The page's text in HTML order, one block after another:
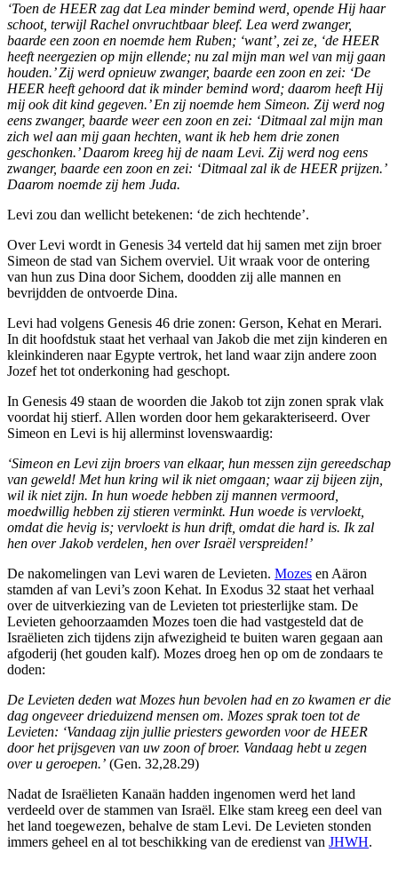
‘Toen de HEER zag dat Lea minder bemind werd, opende Hij haar
schoot, terwijl Rachel onvruchtbaar bleef. Lea werd zwanger,
baarde een zoon en noemde hem Ruben; ‘want’, zei ze, ‘de HEER
heeft neergezien op mijn ellende; nu zal mijn man wel van mij gaan
houden.’ Zij werd opnieuw zwanger, baarde een zoon en zei: ‘De
HEER heeft gehoord dat ik minder bemind word; daarom heeft Hij
mij ook dit kind gegeven.’ En zij noemde hem Simeon. Zij werd nog
eens zwanger, baarde weer een zoon en zei: ‘Ditmaal zal mijn man
zich wel aan mij gaan hechten, want ik heb hem drie zonen
geschonken.’ Daarom kreeg hij de naam Levi. Zij werd nog eens
zwanger, baarde een zoon en zei: ‘Ditmaal zal ik de HEER prijzen.’
Daarom noemde zij hem Juda.
Levi zou dan wellicht betekenen: ‘de zich hechtende’.
Over Levi wordt in Genesis 34 verteld dat hij samen met zijn broer
Simeon de stad van Sichem overviel. Uit wraak voor de ontering
van hun zus Dina door Sichem, doodden zij alle mannen en
bevrijdden de ontvoerde Dina.
Levi had volgens Genesis 46 drie zonen: Gerson, Kehat en Merari.
In dit hoofdstuk staat het verhaal van Jakob die met zijn kinderen en
kleinkinderen naar Egypte vertrok, het land waar zijn andere zoon
Jozef het tot onderkoning had geschopt.
In Genesis 49 staan de woorden die Jakob tot zijn zonen sprak vlak
voordat hij stierf. Allen worden door hem gekarakteriseerd. Over
Simeon en Levi is hij allerminst lovenswaardig:
‘Simeon en Levi zijn broers van elkaar, hun messen zijn gereedschap
van geweld! Met hun kring wil ik niet omgaan; waar zij bijeen zijn,
wil ik niet zijn. In hun woede hebben zij mannen vermoord,
moedwillig hebben zij stieren verminkt. Hun woede is vervloekt,
omdat die hevig is; vervloekt is hun drift, omdat die hard is. Ik zal
hen over Jakob verdelen, hen over Israël verspreiden!’
De nakomelingen van Levi waren de Levieten. Mozes en Aäron
stamden af van Levi’s zoon Kehat. In Exodus 32 staat het verhaal
over de uitverkiezing van de Levieten tot priesterlijke stam. De
Levieten gehoorzaamden Mozes toen die had vastgesteld dat de
Israëlieten zich tijdens zijn afwezigheid te buiten waren gegaan aan
afgoderij (het gouden kalf). Mozes droeg hen op om de zondaars te
doden:
De Levieten deden wat Mozes hun bevolen had en zo kwamen er die
dag ongeveer drieduizend mensen om. Mozes sprak toen tot de
Levieten: ‘Vandaag zijn jullie priesters geworden voor de HEER
door het prijsgeven van uw zoon of broer. Vandaag hebt u zegen
over u geroepen.’ (Gen. 32,28.29)
Nadat de Israëlieten Kanaän hadden ingenomen werd het land
verdeeld over de stammen van Israël. Elke stam kreeg een deel van
het land toegewezen, behalve de stam Levi. De Levieten stonden
immers geheel en al tot beschikking van de eredienst van JHWH.